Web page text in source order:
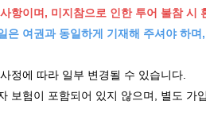
항이며, 미지참으로 인한 투어 불참 시
은 여권과 동일하게 기재해 주셔야 하
정에 따라 일부 변경될 수 있습니다.
보험이 포함되어 있지 않으며, 별도 가